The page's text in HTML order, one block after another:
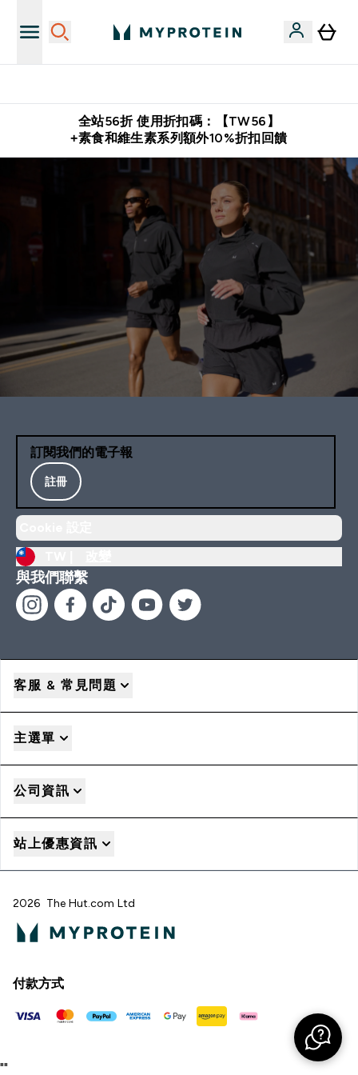
全站56折 使用折扣碼：【TW56】
+素食和維生素系列額外10%折扣回饋
訂閱我們的電子報
註冊
與我們聯繫
客服 & 常見問題
主選單
公司資訊
站上優惠資訊
2026 The Hut.com Ltd
付款方式
""